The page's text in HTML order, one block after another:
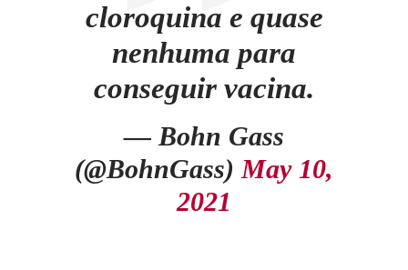
cloroquina e quase
nenhuma para
conseguir vacina.
— Bohn Gass
(@BohnGass) May 10,
2021